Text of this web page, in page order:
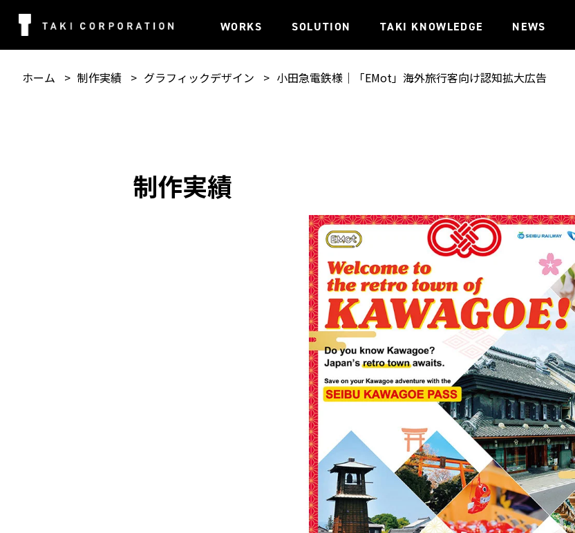
WORKS SOLUTION TAKI KNOWLEDGE NEWS
ホーム 制作実績 グラフィックデザイン 小田急電鉄様｜「EMot」海外旅行客向け認知拡大広告
制作実績